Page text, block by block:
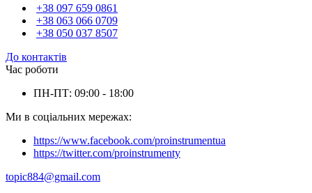
+38 097 659 0861
+38 063 066 0709
+38 050 037 8507
До контактів
Час роботи
ПН-ПТ: 09:00 - 18:00
Ми в соціальних мережах:
https://www.facebook.com/proinstrumentua
https://twitter.com/proinstrumenty
topic884@gmail.com